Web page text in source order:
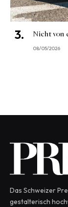
Nicht von
08/05/2026
Das Schweizer
gestalterisch